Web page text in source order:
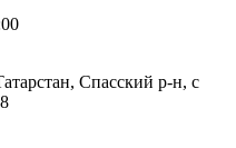
Спасский р-н, с